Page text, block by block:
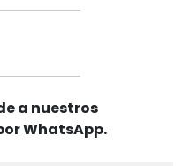
a nuestros
WhatsApp.